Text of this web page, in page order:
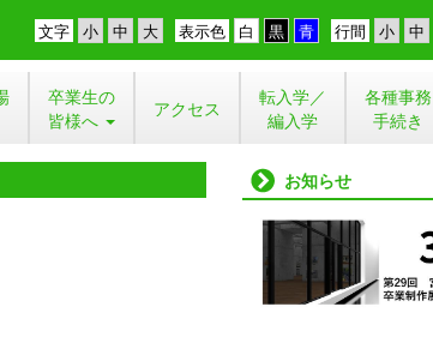
行間
表示色
文字
卒業生の
皆様へ
アクセス
転入学／
編入学
各種事務
手続き
お知らせ